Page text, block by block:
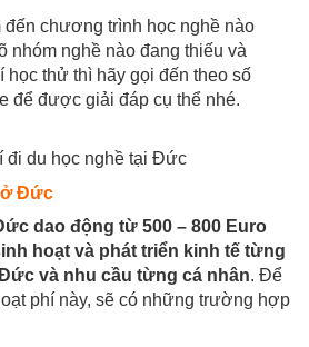
đến chương trình học nghề nào
nhóm nghề nào đang thiếu và
thử thì hãy gọi đến theo số
để được giải đáp cụ thể nhé.
ở Đức
dao động từ 500 – 800 Euro
hoạt và phát triển kinh tế từng
và nhu cầu từng cá nhân. Để
phí này, sẽ có những trường hợp